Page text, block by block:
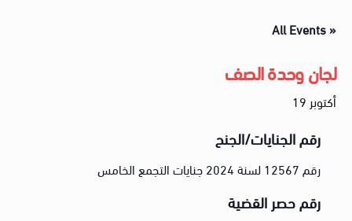
« All Events
لجان وحدة الصف
أكتوبر 19
رقم الجنايات/الجنح
رقم 12567 لسنة 2024 جنايات التجمع الخامس
رقم حصر القضية